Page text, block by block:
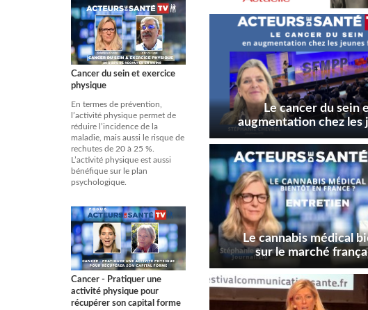
Cancer du sein et exercice
physique
En termes de prévention,
l’activité physique permet de
réduire l’incidence de la
maladie, mais aussi le risque de
rechutes de 20 à 25 %.
L’activité physique est aussi
bénéfique sur le plan
psychologique.
Cancer - Pratiquer une
activité physique pour
récupérer son capital forme
Le cancer du sein
augmentation chez les
femmes
Le cannabis médical
sur le marché